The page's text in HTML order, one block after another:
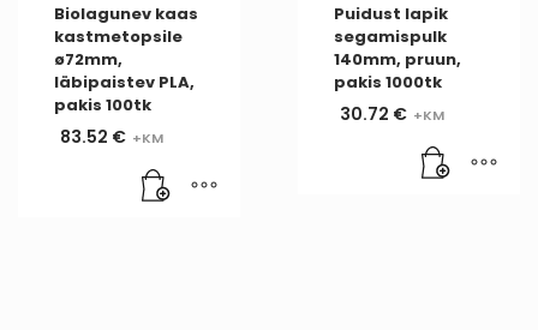
Biolagunev kaas
kastmetopsile
ø72mm,
läbipaistev PLA,
pakis 100tk
83.52 €
Puidust lapik
segamispulk
140mm, pruun,
pakis 1000tk
30.72 €